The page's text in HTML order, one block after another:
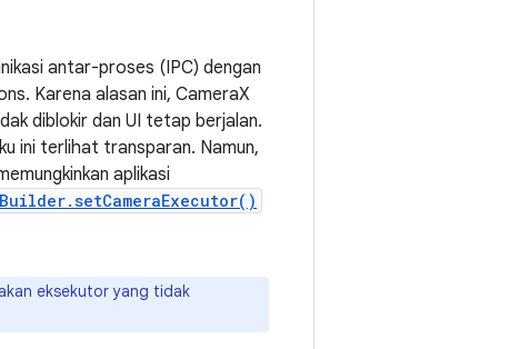
antar-proses (IPC) dengan
Karena alasan ini, CameraX
diblokir dan UI tetap berjalan.
ini terlihat transparan. Namun,
aplikasi
eksekutor yang tidak